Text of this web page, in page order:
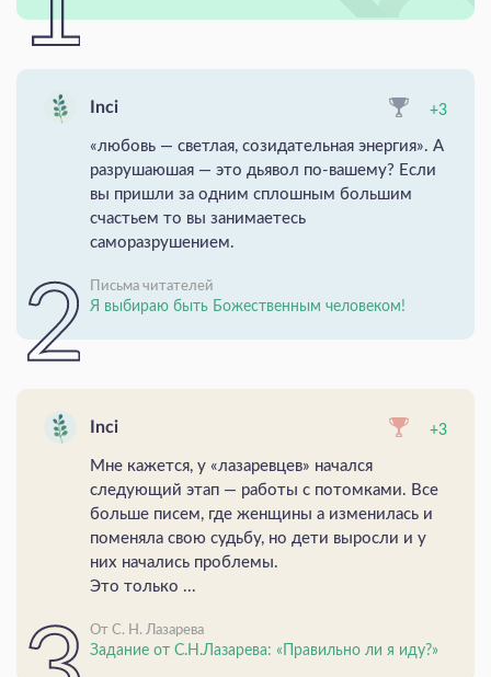
Inci +3
«любовь — светлая, созидательная энергия». А
разрушаюшая — это дьявол по-вашему? Если
вы пришли за одним сплошным большим
счастьем то вы занимаетесь
саморазрушением.
Письма читателей
Я выбираю быть Божественным человеком!
Inci +3
Мне кажется, у «лазаревцев» начался
следующий этап — работы с потомками. Все
больше писем, где женщины а изменилась и
поменяла свою судьбу, но дети выросли и у
них начались проблемы.
Это только ...
От С. Н. Лазарева
Задание от С.Н.Лазарева: «Правильно ли я иду?»